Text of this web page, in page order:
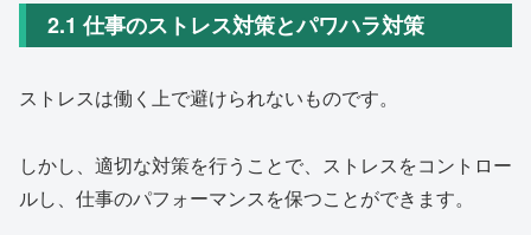
2.1 仕事のストレス対策とパワハラ対策
ストレスは働く上で避けられないものです。
しかし、適切な対策を行うことで、ストレスをコントロー
ルし、仕事のパフォーマンスを保つことができます。